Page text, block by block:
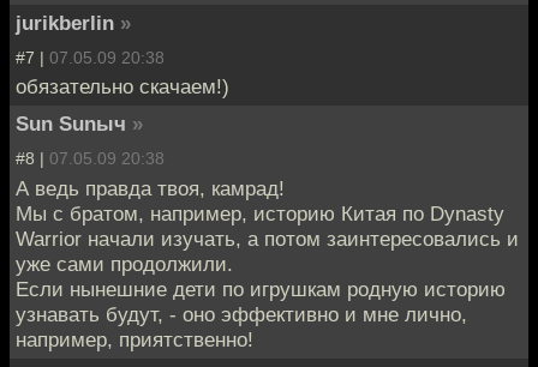
jurikberlin »
#7 | 07.05.09 20:38
обязательно скачаем!)
Sun Sunыч »
#8 | 07.05.09 20:38
А ведь правда твоя, камрад!
Мы с братом, например, историю Китая по Dynasty
Warrior начали изучать, а потом заинтересовались и
уже сами продолжили.
Если нынешние дети по игрушкам родную историю
узнавать будут, - оно эффективно и мне лично,
например, приятственно!